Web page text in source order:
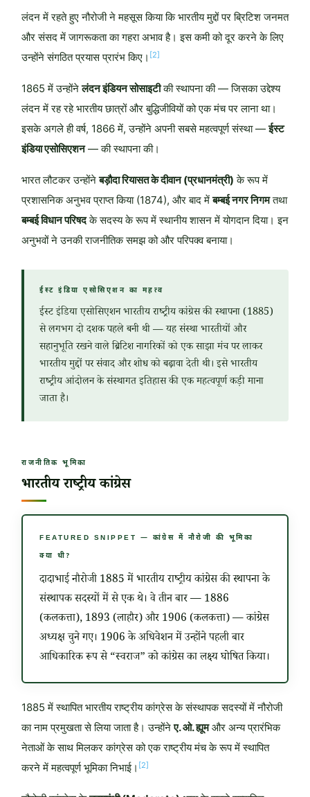
लंदन में रहते हुए नौरोजी ने महसूस किया कि भारतीय मुद्दों पर ब्रिटिश जनमत
और संसद में जागरूकता का गहरा अभाव है। इस कमी को दूर करने के लिए
उन्होंने संगठित प्रयास प्रारंभ किए। [2]
1865 में उन्होंनेलंदन इंडियन सोसाइटीकी स्थापना की — जिसका उद्देश्य
लंदन में रह रहे भारतीय छात्रों और बुद्धिजीवियों को एक मंच पर लाना था।
इसके अगले ही वर्ष, 1866 में, उन्होंने अपनी सबसे महत्वपूर्ण संस्था —ईस्ट
इंडिया एसोसिएशन— की स्थापना की।
भारत लौटकर उन्होंनेबड़ौदा रियासत के दीवान (प्रधानमंत्री) के रूप में
प्रशासनिक अनुभव प्राप्त किया (1874), और बाद मेंबम्बई नगर निगमतथा
बम्बई विधान परिषदके सदस्य के रूप में स्थानीय शासन में योगदान दिया। इन
अनुभवों ने उनकी राजनीतिक समझ को और परिपक्व बनाया।
ईस्ट इंडिया एसोसिएशन का महत्व
ईस्ट इंडिया एसोसिएशन भारतीय राष्ट्रीय कांग्रेस की स्थापना (1885)
से लगभग दो दशक पहले बनी थी — यह संस्था भारतीयों और
सहानुभूति रखने वाले ब्रिटिश नागरिकों को एक साझा मंच पर लाकर
भारतीय मुद्दों पर संवाद और शोध को बढ़ावा देती थी। इसे भारतीय
राष्ट्रीय आंदोलन के संस्थागत इतिहास की एक महत्वपूर्ण कड़ी माना
जाता है।
राजनीतिक भूमिका
भारतीय राष्ट्रीय कांग्रेस
FEATURED SNIPPET — कांग्रेस में नौरोजी की भूमिका
क्या थी?
दादाभाई नौरोजी 1885 में भारतीय राष्ट्रीय कांग्रेस की स्थापना के
संस्थापक सदस्यों में से एक थे। वे तीन बार — 1886
(कलकत्ता), 1893 (लाहौर) और 1906 (कलकत्ता) — कांग्रेस
अध्यक्ष चुने गए। 1906 के अधिवेशन में उन्होंने पहली बार
आधिकारिक रूप से “स्वराज” को कांग्रेस का लक्ष्य घोषित किया।
1885 में स्थापित भारतीय राष्ट्रीय कांग्रेस के संस्थापक सदस्यों में नौरोजी
का नाम प्रमुखता से लिया जाता है। उन्होंनेए. ओ. ह्यूमऔर अन्य प्रारंभिक
नेताओं के साथ मिलकर कांग्रेस को एक राष्ट्रीय मंच के रूप में स्थापित
करने में महत्वपूर्ण भूमिका निभाई। [2]